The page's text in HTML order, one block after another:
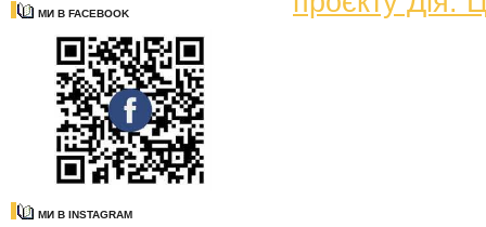
МИ В FACEBOOK
МИ В INSTAGRAM